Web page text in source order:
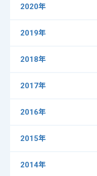
2020年
2019年
2018年
2017年
2016年
2015年
2014年